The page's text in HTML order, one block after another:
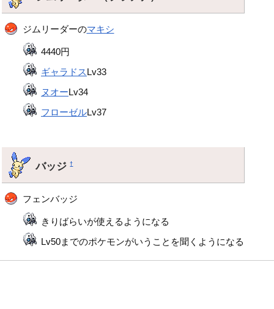
ジムリーダーのマキシ
4440円
ギャラドスLv33
ヌオーLv34
フローゼルLv37
バッジ†
フェンバッジ
きりばらいが使えるようになる
Lv50までのポケモンがいうことを聞くようになる